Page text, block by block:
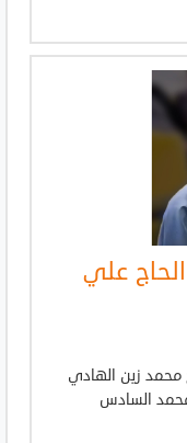
علي
محمد زين الهادي
السادس